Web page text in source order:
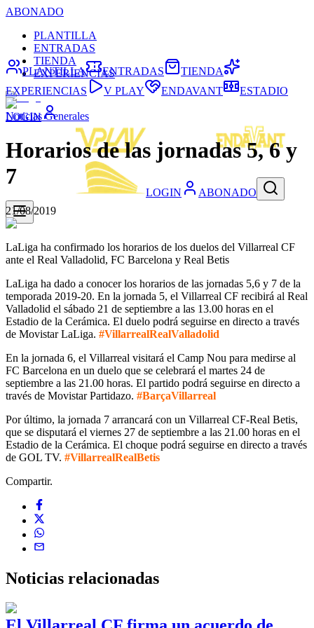
ABONADO
PLANTILLA
ENTRADAS
TIENDA
EXPERIENCIAS
LOGIN
LOGIN ABONADO
PLANTILLA ENTRADAS
TIENDA
EXPERIENCIAS
V PLAY ENDAVANT ESTADIO
Noticias Generales
Horarios de las jornadas 5, 6 y
7
21/08/2019
LaLiga ha confirmado los horarios de los duelos del Villarreal CF
ante el Real Valladolid, FC Barcelona y Real Betis
LaLiga ha dado a conocer los horarios de las jornadas 5,6 y 7 de la
temporada 2019-20. En la jornada 5, el Villarreal CF recibirá al Real
Valladolid el sábado 21 de septiembre a las 13.00 horas en el
Estadio de la Cerámica. El duelo podrá seguirse en directo a través
de Movistar LaLiga. #VillarrealRealValladolid
En la jornada 6, el Villarreal visitará el Camp Nou para medirse al
FC Barcelona en un duelo que se celebrará el martes 24 de
septiembre a las 21.00 horas. El partido podrá seguirse en directo a
través de Movistar Partidazo. #BarçaVillarreal
Por último, la jornada 7 arrancará con un Villarreal CF-Real Betis,
que se disputará el viernes 27 de septiembre a las 21.00 horas en el
Estadio de la Cerámica. El choque podrá seguirse en directo a través
de GOL TV. #VillarrealRealBetis
Compartir.
Noticias relacionadas